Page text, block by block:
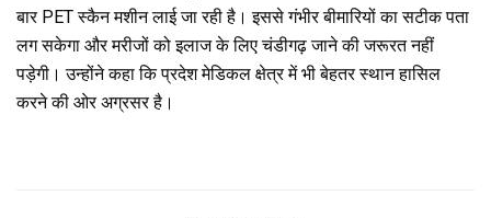
बार PET स्कैन मशीन लाई जा रही है। इससे गंभीर बीमारियों का सटीक पता
लग सकेगा और मरीजों को इलाज के लिए चंडीगढ़ जाने की जरूरत नहीं
पड़ेगी। उन्होंने कहा कि प्रदेश मेडिकल क्षेत्र में भी बेहतर स्थान हासिल
करने की ओर अग्रसर है।